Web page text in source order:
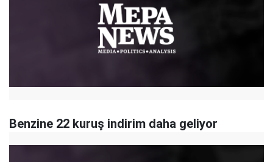
Benzine 22 kuruş indirim daha geliyor